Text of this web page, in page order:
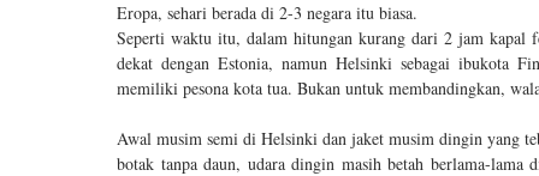
Eropa, sehari berada di 2-3 negara itu biasa.
Seperti waktu itu, dalam hitungan kurang dari 2 jam kapal
dekat dengan Estonia, namun Helsinki sebagai ibukota
memiliki pesona kota tua. Bukan untuk membandingkan,
Awal musim semi di Helsinki dan jaket musim dingin yang
botak tanpa daun, udara dingin masih betah berlama-